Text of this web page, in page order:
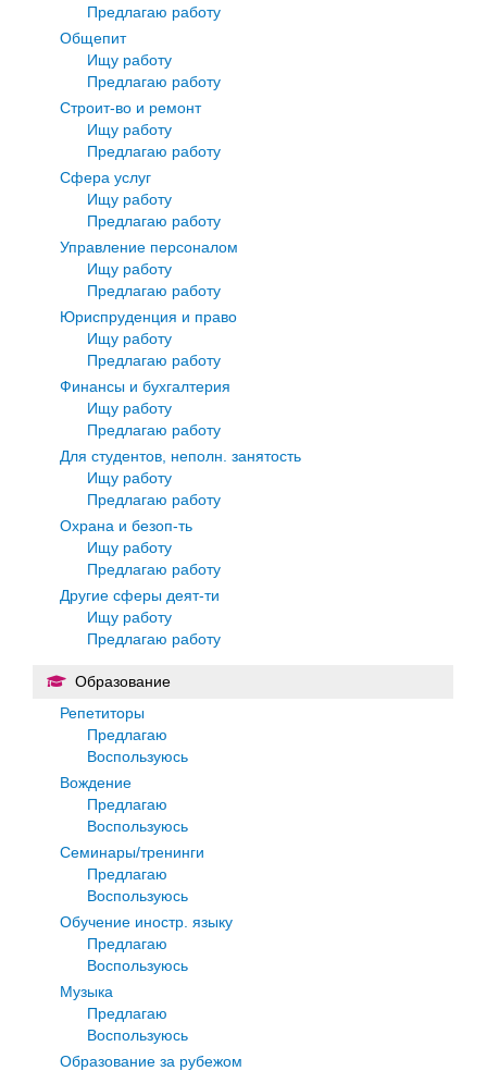
Предлагаю работу
Общепит
Ищу работу
Предлагаю работу
Строит-во и ремонт
Ищу работу
Предлагаю работу
Сфера услуг
Ищу работу
Предлагаю работу
Управление персоналом
Ищу работу
Предлагаю работу
Юриспруденция и право
Ищу работу
Предлагаю работу
Финансы и бухгалтерия
Ищу работу
Предлагаю работу
Для студентов, неполн. занятость
Ищу работу
Предлагаю работу
Охрана и безоп-ть
Ищу работу
Предлагаю работу
Другие сферы деят-ти
Ищу работу
Предлагаю работу
Образование
Репетиторы
Предлагаю
Воспользуюсь
Вождение
Предлагаю
Воспользуюсь
Семинары/тренинги
Предлагаю
Воспользуюсь
Обучение иностр. языку
Предлагаю
Воспользуюсь
Музыка
Предлагаю
Воспользуюсь
Образование за рубежом